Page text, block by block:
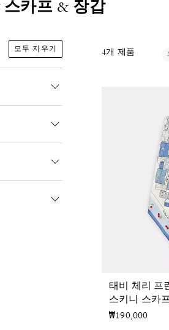
카프 & 장갑
모두 지우기 4개 제품
태비 체리 프
스키니 스카
₩190,000